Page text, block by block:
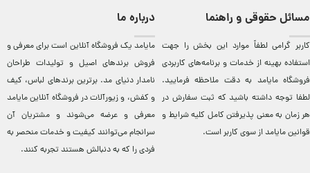
مسائل حقوقی و راهنما
کاربر گرامی لطفاً موارد این بخش را جهت
استفاده بهینه از خدمات و برنامه‌‏های کاربردی
فروشگاه مایامد به دقت ملاحظه فرمایید.
لطفا توجه داشته باشید که ثبت سفارش در
هر زمان به معنی پذیرفتن کامل کلیهشرایط و
قوانین مایامداز سوی کاربر است.
درباره ما
مایامد يک فروشگاه آنلاين است برای معرفی و
فروش برندهای اصيل و توليدات طراحان
نامدار دنيای مد. برترين‌ برندهای لباس، کيف
و کفش، و زيورآلات در فروشگاه آنلاين مایامد
معرفی و عرضه می‌شوند و مشتريان آن
سرانجام می‌توانند کيفيت و خدمات منحصر به
فردی را که به دنبالش هستند تجربه کنند.